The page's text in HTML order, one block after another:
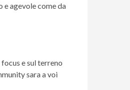
agevole come da
e sul terreno
sara a voi